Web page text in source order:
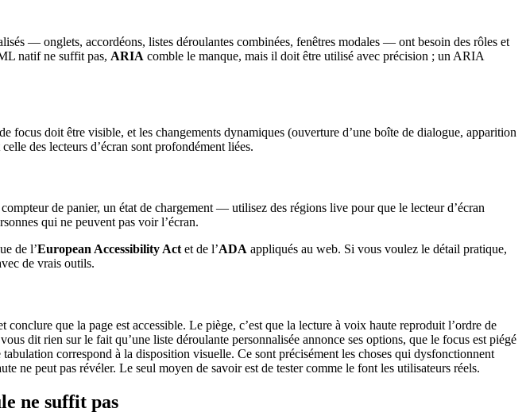
— onglets, accordéons, listes déroulantes combinées, fenêtres modales — ont besoin des rôles et
natif ne suffit pas, ARIA comble le manque, mais il doit être utilisé avec précision ; un ARIA
doit être visible, et les changements dynamiques (ouverture d’une boîte de dialogue, apparition
des lecteurs d’écran sont profondément liées.
de panier, un état de chargement — utilisez des régions live pour que le lecteur d’écran
qui ne peuvent pas voir l’écran.
de l’European Accessibility Act et de l’ADA appliqués au web. Si vous voulez le détail pratique,
de vrais outils.
que la page est accessible. Le piège, c’est que la lecture à voix haute reproduit l’ordre de
dit rien sur le fait qu’une liste déroulante personnalisée annonce ses options, que le focus est piégé
correspond à la disposition visuelle. Ce sont précisément les choses qui dysfonctionnent
ne peut pas révéler. Le seul moyen de savoir est de tester comme le font les utilisateurs réels.
ne suffit pas